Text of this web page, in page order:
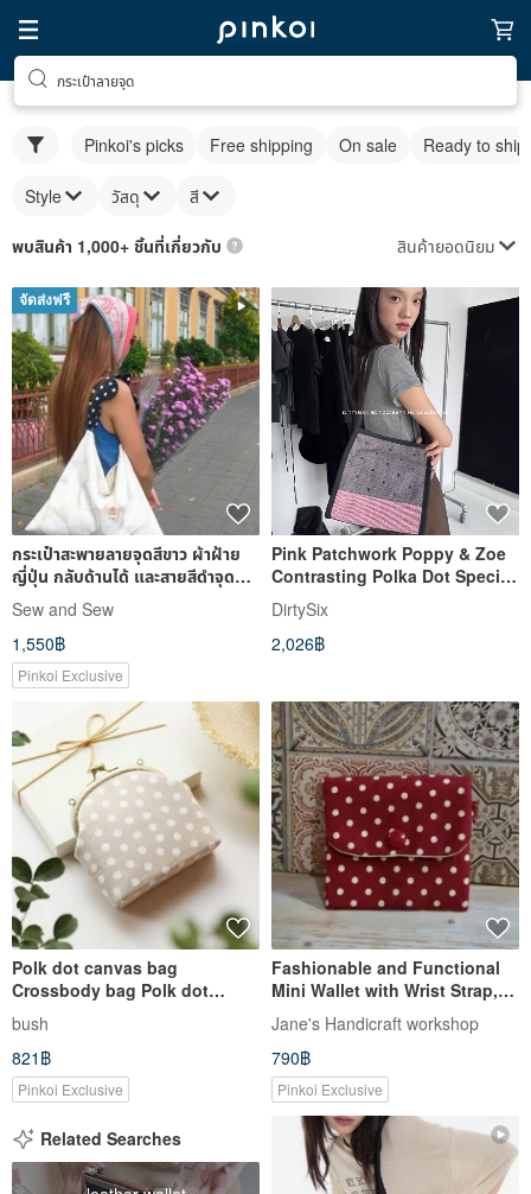
กระเป๋าลายจุด
Pinkoi's picks Free shipping On sale Ready to ship
Style วัสดุ สี
พบสินค้า 1,000+ ชิ้นที่เกี่ยวกับ สินค้ายอดนิยม
จัดส่งฟรี
กระเป๋าสะพายลายจุดสีขาว ผ้าฝ้าย
ญี่ปุ่น กลับด้านได้ และสายสีดำจุดขาว
ทรงกลีบดอกไม้
Sew and Sew
1,550฿
Pinkoi Exclusive
Pink Patchwork Poppy & Zoe
Contrasting Polka Dot Special
Weave Shoulder Tote Bag
DirtySix
2,026฿
Polk dot canvas bag
Crossbody bag Polk dot
mouth gold bag Backpack
mobile phone
bush
821฿
Pinkoi Exclusive
Fashionable and Functional
Mini Wallet with Wrist Strap,
Red Dot Pattern on the Right
Side
Jane's Handicraft workshop
790฿
Pinkoi Exclusive
Related Searches